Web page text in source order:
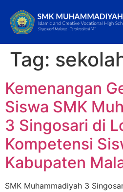
Tag:
Kemenangan
Siswa SMK
3 Singosari di
Kompetensi
Kabupaten
SMK Muhammadiyah 3